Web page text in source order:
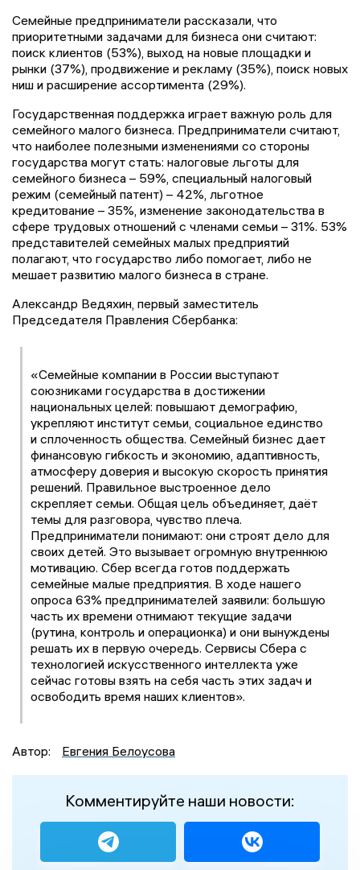
Семейные предприниматели рассказали, что
приоритетными задачами для бизнеса они считают:
поиск клиентов (53%), выход на новые площадки и
рынки (37%), продвижение и рекламу (35%), поиск новых
ниш и расширение ассортимента (29%).
Государственная поддержка играет важную роль для
семейного малого бизнеса. Предприниматели считают,
что наиболее полезными изменениями со стороны
государства могут стать: налоговые льготы для
семейного бизнеса – 59%, специальный налоговый
режим (семейный патент) – 42%, льготное
кредитование – 35%, изменение законодательства в
сфере трудовых отношений с членами семьи – 31%. 53%
представителей семейных малых предприятий
полагают, что государство либо помогает, либо не
мешает развитию малого бизнеса в стране.
Александр Ведяхин, первый заместитель
Председателя Правления Сбербанка:
«Семейные компании в России выступают
союзниками государства в достижении
национальных целей: повышают демографию,
укрепляют институт семьи, социальное единство
и сплоченность общества. Семейный бизнес дает
финансовую гибкость и экономию, адаптивность,
атмосферу доверия и высокую скорость принятия
решений. Правильное выстроенное дело
скрепляет семьи. Общая цель объединяет, даёт
темы для разговора, чувство плеча.
Предприниматели понимают: они строят дело для
своих детей. Это вызывает огромную внутреннюю
мотивацию. Сбер всегда готов поддержать
семейные малые предприятия. В ходе нашего
опроса 63% предпринимателей заявили: большую
часть их времени отнимают текущие задачи
(рутина, контроль и операционка) и они вынуждены
решать их в первую очередь. Сервисы Сбера с
технологией искусственного интеллекта уже
сейчас готовы взять на себя часть этих задач и
освободить время наших клиентов».
Автор: Евгения Белоусова
Комментируйте наши новости: